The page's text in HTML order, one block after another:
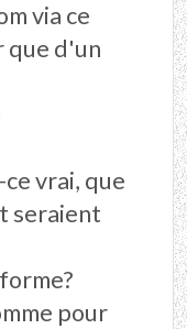
via ce
que d'un
vrai, que
seraient
pour